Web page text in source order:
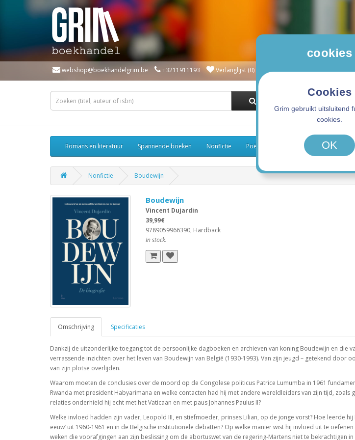
webshop@boekhandelgrim.be +3211911193 Verlanglijst (0) Winkelwagen Afrekenen
Romans en literatuur Spannende boeken Nonfictie Poëzie Kinderboeken Koken
Nonfictie Boudewijn
Boudewijn
Vincent Dujardin
39,99€
9789059966390, Hardback
In stock.
Omschrijving Specificaties
Dankzij de uitzonderlijke toegang tot de persoonlijke dagboeken en archieven van koning Boudewijn en
verrassende inzichten over het leven van Boudewijn van België (1930-1993). Van zijn jeugd – getekend
van zijn plotse overlijden.
Waarom moeten de conclusies over de moord op de Congolese politicus Patrice Lumumba in 1961
Rwanda met president Habyarimana en welke contacten had hij met andere wereldleiders van zijn tijd, zoals
relaties onderhield hij echt met het Vaticaan en met paus Johannes Paulus II?
Welke invloed hadden zijn vader, Leopold III, en stiefmoeder, prinses Lilian, op de jonge vorst? Hoe leerde
eeuw’ uit 1960-1961 en in de Belgische institutionele debatten? Op welke manier wist hij invloed uit te
weken die voorafgingen aan zijn beslissing om de abortuswet van de regering-Martens niet te bekrachtigen in
cookies
Cookies
Grim gebruikt uitsluitend
cookies.
OK